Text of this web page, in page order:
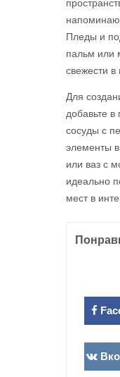
Пледы и
пальм или
свежести в
Для
добавьте
сосуды с
элементы
или ваз с
идеально
мест в